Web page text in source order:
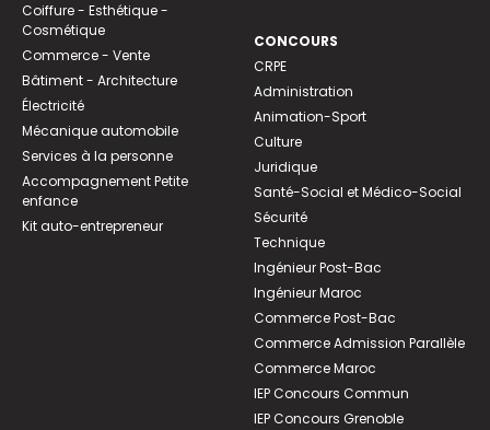
Coiffure - Esthétique -
Cosmétique
Commerce - Vente
Bâtiment - Architecture
Électricité
Mécanique automobile
Services à la personne
Accompagnement Petite
enfance
Kit auto-entrepreneur
CONCOURS
CRPE
Administration
Animation-Sport
Culture
Juridique
Santé-Social et Médico-Social
Sécurité
Technique
Ingénieur Post-Bac
Ingénieur Maroc
Commerce Post-Bac
Commerce Admission Parallèle
Commerce Maroc
IEP Concours Commun
IEP Concours Grenoble